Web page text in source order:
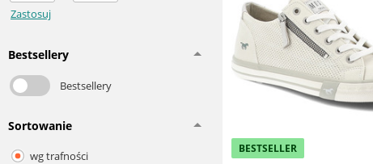
Zastosuj
Bestsellery
Bestsellery
Sortowanie
wg trafności
BESTSELLER